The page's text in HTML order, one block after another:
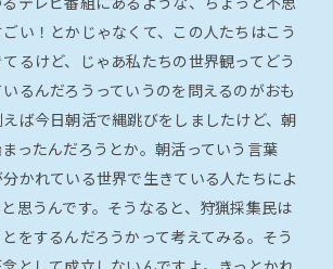
い！とかじゃなくて、この人たちはこう
るけど、じゃあ私たちの世界観ってどう
るんだろうっていうのを問えるのがおも
ば今日朝活で縄跳びをしましたけど、朝
ったんだろうとか。朝活っていう言葉
かれている世界で生きている人たちによ
思うんです。そうなると、狩猟採集民は
をするんだろうかって考えてみる。そう